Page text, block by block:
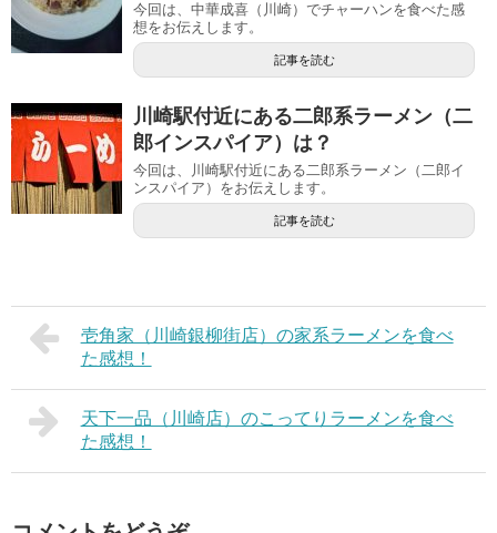
今回は、中華成喜（川崎）でチャーハンを食べた感
想をお伝えします。
記事を読む
川崎駅付近にある二郎系ラーメン（二
郎インスパイア）は？
今回は、川崎駅付近にある二郎系ラーメン（二郎イ
ンスパイア）をお伝えします。
記事を読む
壱角家（川崎銀柳街店）の家系ラーメンを食べ
た感想！
天下一品（川崎店）のこってりラーメンを食べ
た感想！